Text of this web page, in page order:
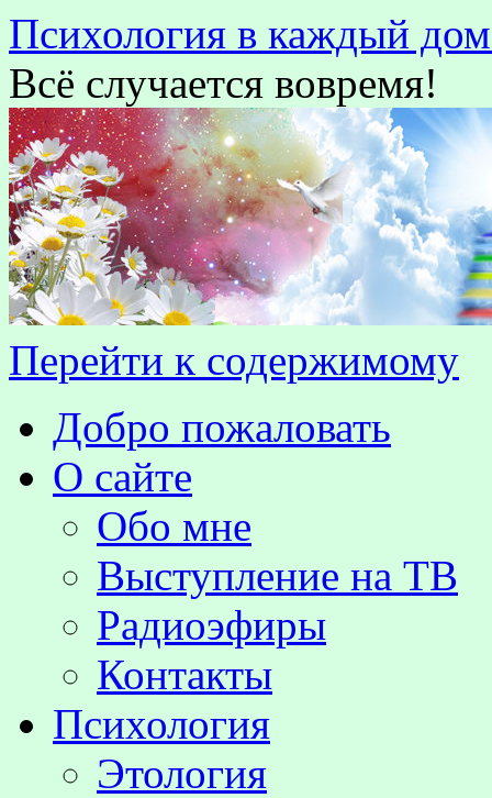
Психология в каждый
Всё случается вовремя!
Перейти к содержимому
Добро пожаловать
О сайте
Обо мне
Выступление на TВ
Радиоэфиры
Контакты
Психология
Этология